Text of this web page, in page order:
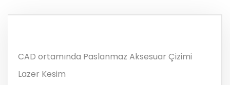
CAD ortamında Paslanmaz Aksesuar Çizimi
Lazer Kesim